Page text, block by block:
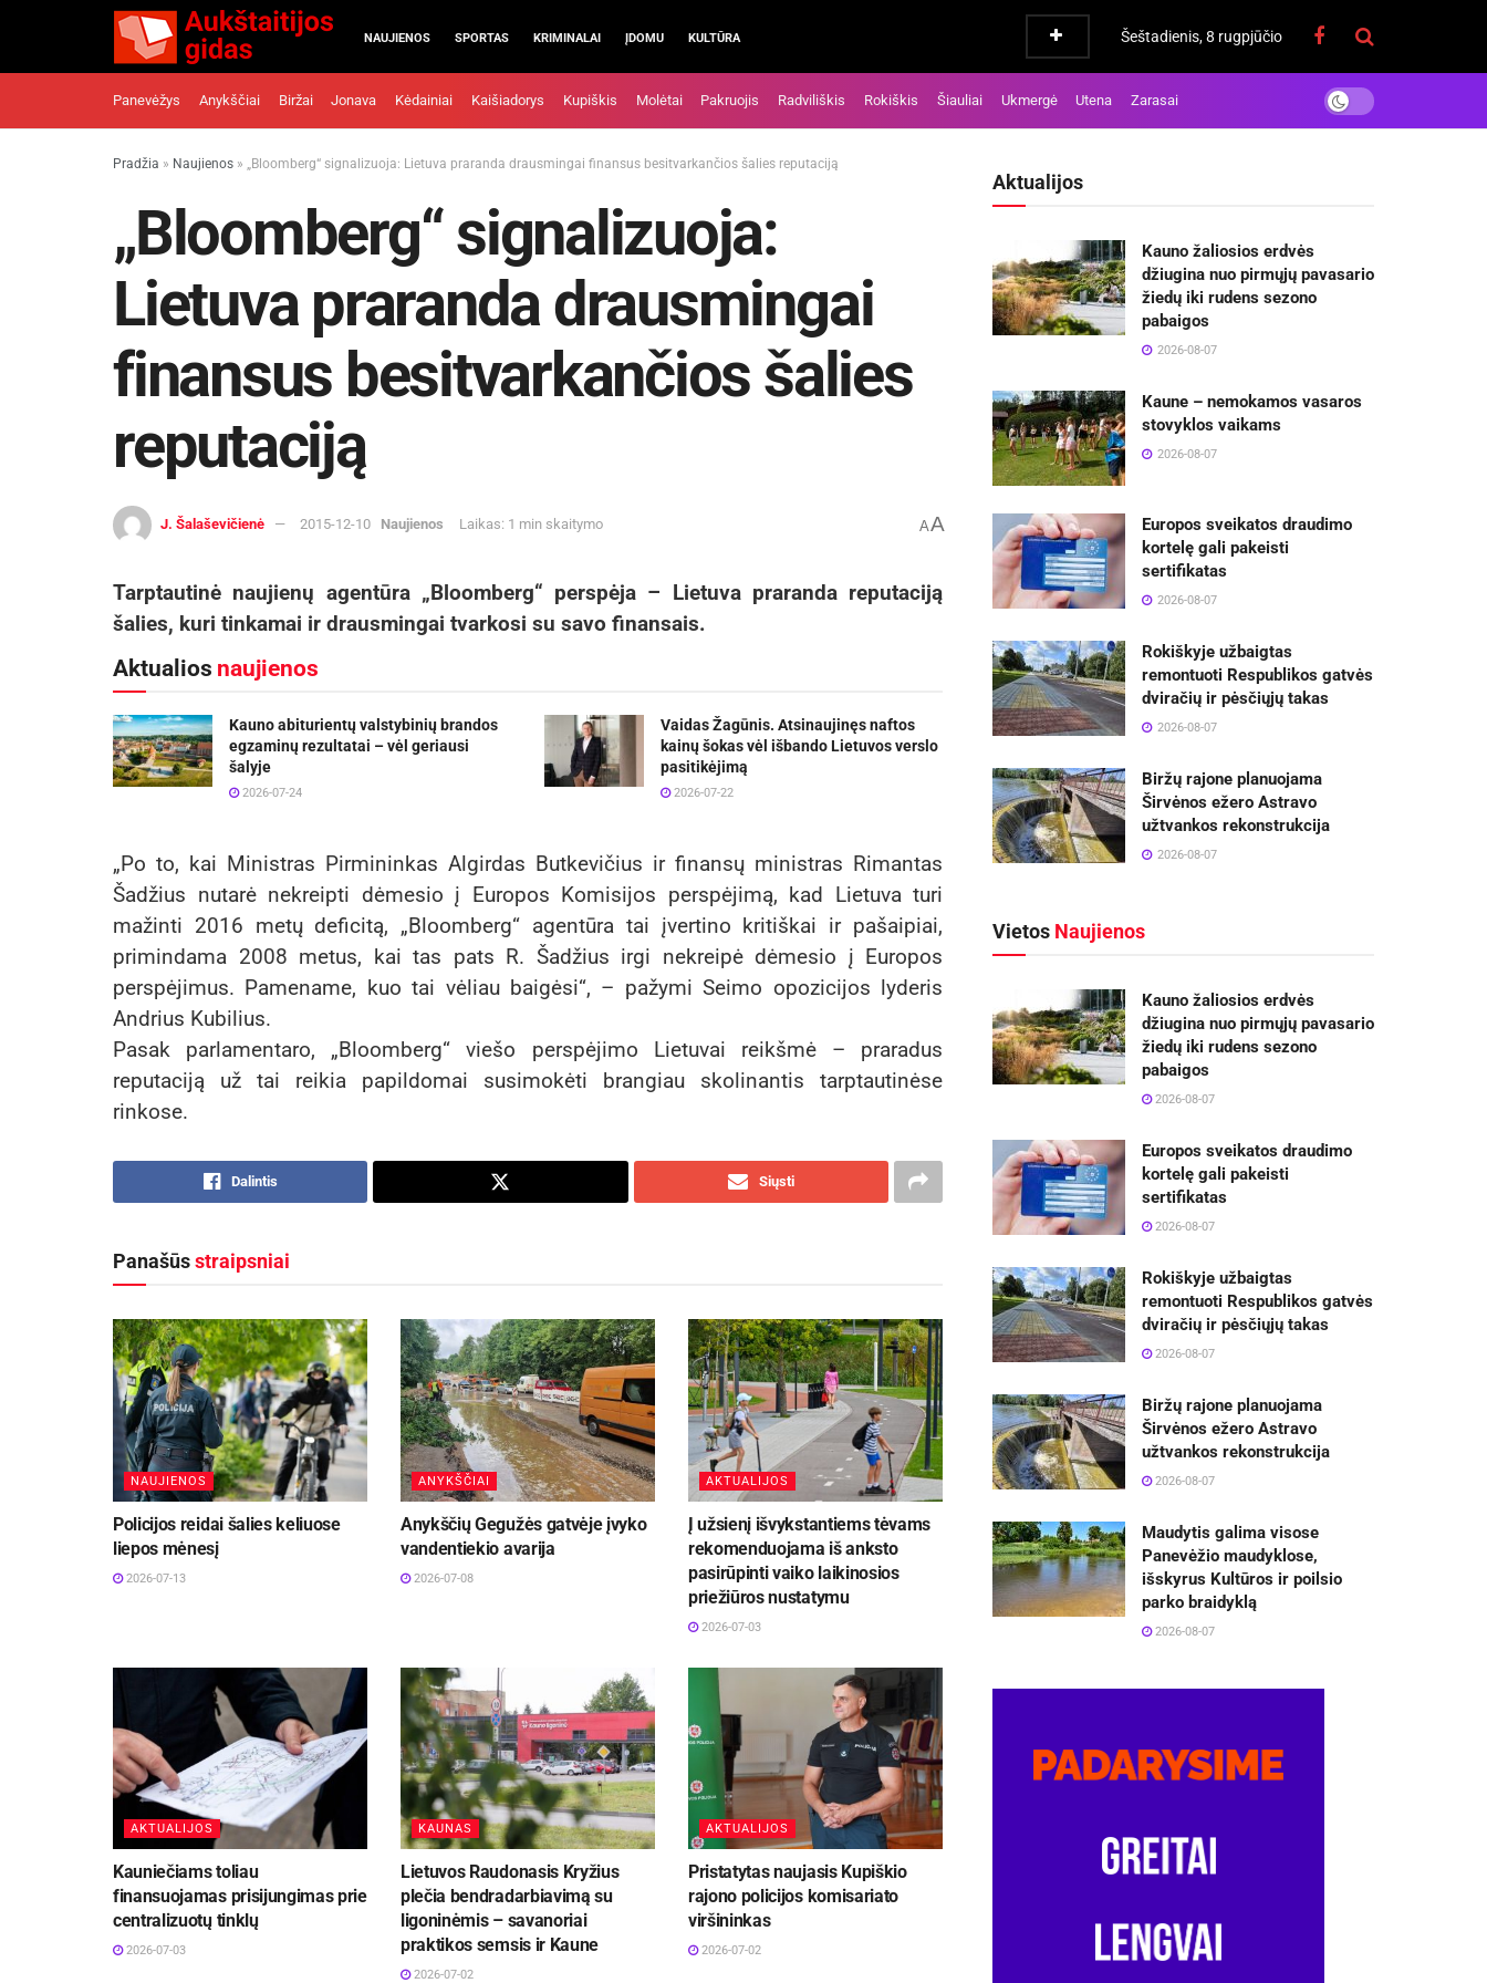
NAUJIENOS SPORTAS KRIMINALAI ĮDOMU KULTŪRA Šeštadienis, 8 rugpjūčio
Panevėžys Anykščiai Biržai Jonava Kėdainiai Kaišiadorys Kupiškis Molėtai Pakruojis Radviliškis Rokiškis Šiauliai Ukmergė Utena Zarasai
Pradžia » Naujienos » „Bloomberg“ signalizuoja: Lietuva praranda drausmingai finansus besitvarkančios šalies reputaciją
„Bloomberg“ signalizuoja:
Lietuva praranda drausmingai
finansus besitvarkančios šalies
reputaciją
J. Šalaševičienė 2015-12-10 Naujienos Laikas: 1 min skaitymo AA
Tarptautinė naujienų agentūra „Bloomberg“ perspėja – Lietuva praranda reputaciją
šalies, kuri tinkamai ir drausmingai tvarkosi su savo finansais.
Aktualios naujienos
Kauno abiturientų valstybinių brandos
egzaminų rezultatai – vėl geriausi
šalyje
2026-07-24
Vaidas Žagūnis. Atsinaujinęs naftos
kainų šokas vėl išbando Lietuvos verslo
pasitikėjimą
2026-07-22
„Po to, kai Ministras Pirmininkas Algirdas Butkevičius ir finansų ministras Rimantas
Šadžius nutarė nekreipti dėmesio į Europos Komisijos perspėjimą, kad Lietuva turi
mažinti 2016 metų deficitą, „Bloomberg“ agentūra tai įvertino kritiškai ir pašaipiai,
primindama 2008 metus, kai tas pats R. Šadžius irgi nekreipė dėmesio į Europos
perspėjimus. Pamename, kuo tai vėliau baigėsi“, – pažymi Seimo opozicijos lyderis
Andrius Kubilius.
Pasak parlamentaro, „Bloomberg“ viešo perspėjimo Lietuvai reikšmė – praradus
reputaciją už tai reikia papildomai susimokėti brangiau skolinantis tarptautinėse
rinkose.
Dalintis Siųsti
Panašūsstraipsniai
NAUJIENOS
Policijos reidai šalies keliuose
liepos mėnesį
2026-07-13
ANYKŠČIAI
Anykščių Gegužės gatvėje įvyko
vandentiekio avarija
2026-07-08
AKTUALIJOS
Į užsienį išvykstantiems tėvams
rekomenduojama iš anksto
pasirūpinti vaiko laikinosios
priežiūros nustatymu
2026-07-03
AKTUALIJOS
Kauniečiams toliau
finansuojamas prisijungimas prie
centralizuotų tinklų
2026-07-03
KAUNAS
Lietuvos Raudonasis Kryžius
plečia bendradarbiavimą su
ligoninėmis – savanoriai
praktikos semsis ir Kaune
2026-07-02
AKTUALIJOS
Pristatytas naujasis Kupiškio
rajono policijos komisariato
viršininkas
2026-07-02
Aktualijos
Kauno žaliosios erdvės
džiugina nuo pirmųjų pavasario
žiedų iki rudens sezono
pabaigos
2026-08-07
Kaune – nemokamos vasaros
stovyklos vaikams
2026-08-07
Europos sveikatos draudimo
kortelę gali pakeisti
sertifikatas
2026-08-07
Rokiškyje užbaigtas
remontuoti Respublikos gatvės
dviračių ir pėsčiųjų takas
2026-08-07
Biržų rajone planuojama
Širvėnos ežero Astravo
užtvankos rekonstrukcija
2026-08-07
Vietos Naujienos
Kauno žaliosios erdvės
džiugina nuo pirmųjų pavasario
žiedų iki rudens sezono
pabaigos
2026-08-07
Europos sveikatos draudimo
kortelę gali pakeisti
sertifikatas
2026-08-07
Rokiškyje užbaigtas
remontuoti Respublikos gatvės
dviračių ir pėsčiųjų takas
2026-08-07
Biržų rajone planuojama
Širvėnos ežero Astravo
užtvankos rekonstrukcija
2026-08-07
Maudytis galima visose
Panevėžio maudyklose,
išskyrus Kultūros ir poilsio
parko braidyklą
2026-08-07